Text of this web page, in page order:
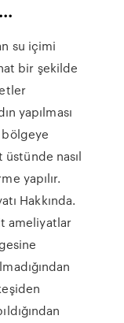
su içimi
bir şekilde
yapılması
nasıl
yapılır.
Hakkında.
ameliyatlar